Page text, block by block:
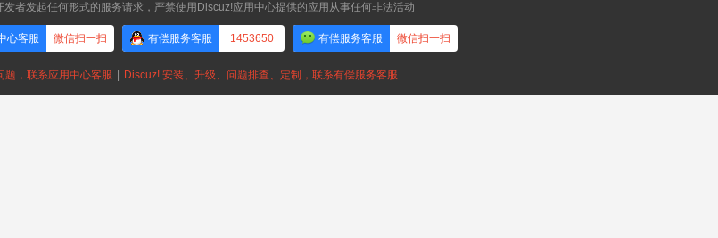
者发起任何形式的服务请求，严禁使用Discuz!应用中心提供的应用从事任何非法活动
心客服 微信扫一扫 有偿服务客服 1453650 有偿服务客服 微信扫一扫
题，联系应用中心客服 Discuz! 安装、升级、问题排查、定制，联系有偿服务客服